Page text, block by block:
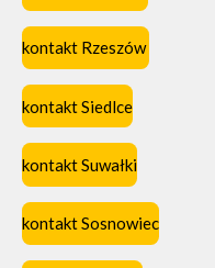
kontakt Rzeszów
kontakt Siedlce
kontakt Suwałki
kontakt Sosnowiec